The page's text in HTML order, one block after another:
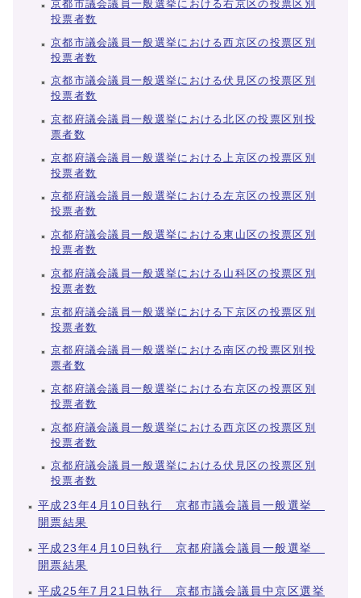
京都市議会議員一般選挙における右京区の投票区別
投票者数
京都市議会議員一般選挙における西京区の投票区別
投票者数
京都市議会議員一般選挙における伏見区の投票区別
投票者数
京都府議会議員一般選挙における北区の投票区別投
票者数
京都府議会議員一般選挙における上京区の投票区別
投票者数
京都府議会議員一般選挙における左京区の投票区別
投票者数
京都府議会議員一般選挙における東山区の投票区別
投票者数
京都府議会議員一般選挙における山科区の投票区別
投票者数
京都府議会議員一般選挙における下京区の投票区別
投票者数
京都府議会議員一般選挙における南区の投票区別投
票者数
京都府議会議員一般選挙における右京区の投票区別
投票者数
京都府議会議員一般選挙における西京区の投票区別
投票者数
京都府議会議員一般選挙における伏見区の投票区別
投票者数
平成23年4月10日執行 京都市議会議員一般選挙
開票結果
平成23年4月10日執行 京都府議会議員一般選挙
開票結果
平成25年7月21日執行 京都市議会議員中京区選挙